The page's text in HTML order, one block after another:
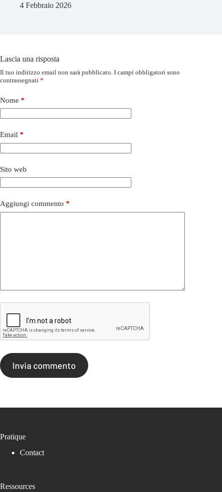
4 Febbraio 2026
Lascia una risposta
Il tuo indirizzo email non sarà pubblicato. I campi obbligatori sono
contrassegnati *
Nome *
Email *
Sito web
Aggiungi commento *
Invia commento
Pratique
Contact
Ressources